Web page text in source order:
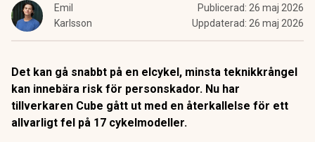
Emil
Karlsson
Publicerad: 26 maj 2026
Uppdaterad: 26 maj 2026
Det kan gå snabbt på en elcykel, minsta teknikkrångel
kan innebära risk för personskador. Nu har
tillverkaren Cube gått ut med en återkallelse för ett
allvarligt fel på 17 cykelmodeller.